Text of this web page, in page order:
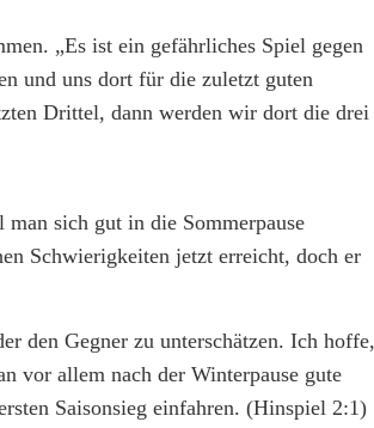
„Es ist ein gefährliches Spiel gegen
und uns dort für die zuletzt guten
Drittel, dann werden wir dort die drei
sich gut in die Sommerpause
Schwierigkeiten jetzt erreicht, doch er
den Gegner zu unterschätzen. Ich hoffe,
vor allem nach der Winterpause gute
Saisonsieg einfahren. (Hinspiel 2:1)